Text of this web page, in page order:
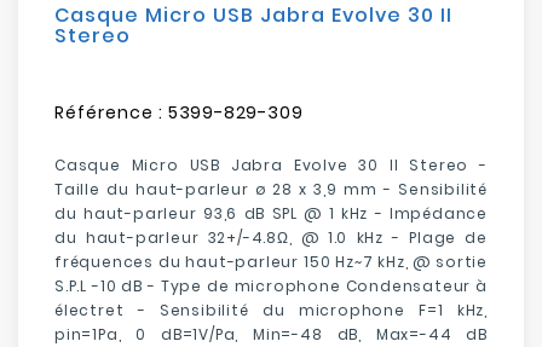
Casque Micro USB Jabra Evolve 30 II
Stereo
Référence : 5399-829-309
Casque Micro USB Jabra Evolve 30 II Stereo -
Taille du haut-parleur ø 28 x 3,9 mm - Sensibilité
du haut-parleur 93,6 dB SPL @ 1 kHz - Impédance
du haut-parleur 32+/-4.8Ω, @ 1.0 kHz - Plage de
fréquences du haut-parleur 150 Hz~7 kHz, @ sortie
S.P.L -10 dB - Type de microphone Condensateur à
électret - Sensibilité du microphone F=1 kHz,
pin=1Pa, 0 dB=1V/Pa, Min=-48 dB, Max=-44 dB